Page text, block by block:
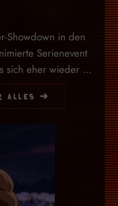
Showdown in den
Serienevent
sich eher wieder ...
alles ➔